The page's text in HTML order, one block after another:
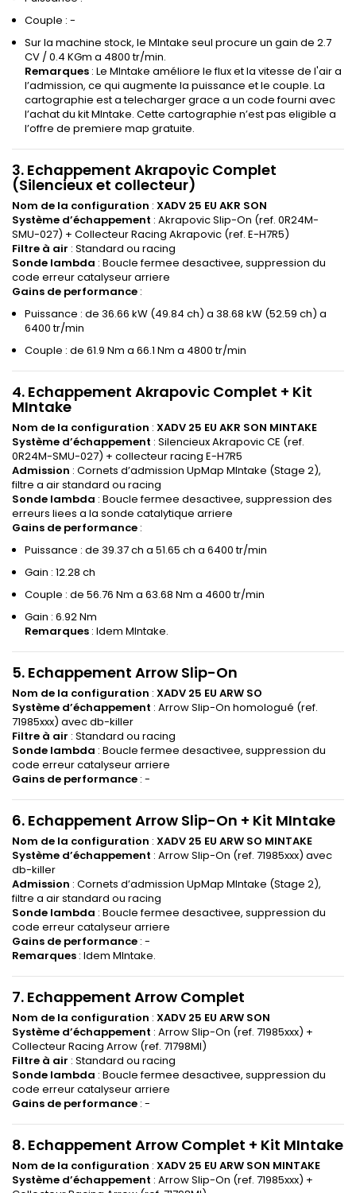
Couple : -
Sur la machine stock, le MIntake seul procure un gain de 2.7
CV / 0.4 KGm a 4800 tr/min.
Remarques : Le MIntake améliore le flux et la vitesse de l'air a
l’admission, ce qui augmente la puissance et le couple. La
cartographie est a telecharger grace a un code fourni avec
l’achat du kit MIntake. Cette cartographie n’est pas eligible a
l’offre de premiere map gratuite.
3. Echappement Akrapovic Complet
(Silencieux et collecteur)
Nom de la configuration : XADV 25 EU AKR SON
Système d’échappement : Akrapovic Slip-On (ref. 0R24M-
SMU-027) + Collecteur Racing Akrapovic (ref. E-H7R5)
Filtre à air : Standard ou racing
Sonde lambda : Boucle fermee desactivee, suppression du
code erreur catalyseur arriere
Gains de performance :
Puissance : de 36.66 kW (49.84 ch) a 38.68 kW (52.59 ch) a
6400 tr/min
Couple : de 61.9 Nm a 66.1 Nm a 4800 tr/min
4. Echappement Akrapovic Complet + Kit
MIntake
Nom de la configuration : XADV 25 EU AKR SON MINTAKE
Système d’échappement : Silencieux Akrapovic CE (ref.
0R24M-SMU-027) + collecteur racing E-H7R5
Admission : Cornets d’admission UpMap MIntake (Stage 2),
filtre a air standard ou racing
Sonde lambda : Boucle fermee desactivee, suppression des
erreurs liees a la sonde catalytique arriere
Gains de performance :
Puissance : de 39.37 ch a 51.65 ch a 6400 tr/min
Gain : 12.28 ch
Couple : de 56.76 Nm a 63.68 Nm a 4600 tr/min
Gain : 6.92 Nm
Remarques : Idem MIntake.
5. Echappement Arrow Slip-On
Nom de la configuration : XADV 25 EU ARW SO
Système d’échappement : Arrow Slip-On homologué (ref.
71985xxx) avec db-killer
Filtre à air : Standard ou racing
Sonde lambda : Boucle fermee desactivee, suppression du
code erreur catalyseur arriere
Gains de performance : -
6. Echappement Arrow Slip-On + Kit MIntake
Nom de la configuration : XADV 25 EU ARW SO MINTAKE
Système d’échappement : Arrow Slip-On (ref. 71985xxx) avec
db-killer
Admission : Cornets d’admission UpMap MIntake (Stage 2),
filtre a air standard ou racing
Sonde lambda : Boucle fermee desactivee, suppression du
code erreur catalyseur arriere
Gains de performance : -
Remarques : Idem MIntake.
7. Echappement Arrow Complet
Nom de la configuration : XADV 25 EU ARW SON
Système d’échappement : Arrow Slip-On (ref. 71985xxx) +
Collecteur Racing Arrow (ref. 71798MI)
Filtre à air : Standard ou racing
Sonde lambda : Boucle fermee desactivee, suppression du
code erreur catalyseur arriere
Gains de performance : -
8. Echappement Arrow Complet + Kit MIntake
Nom de la configuration : XADV 25 EU ARW SON MINTAKE
Système d’échappement : Arrow Slip-On (ref. 71985xxx) +